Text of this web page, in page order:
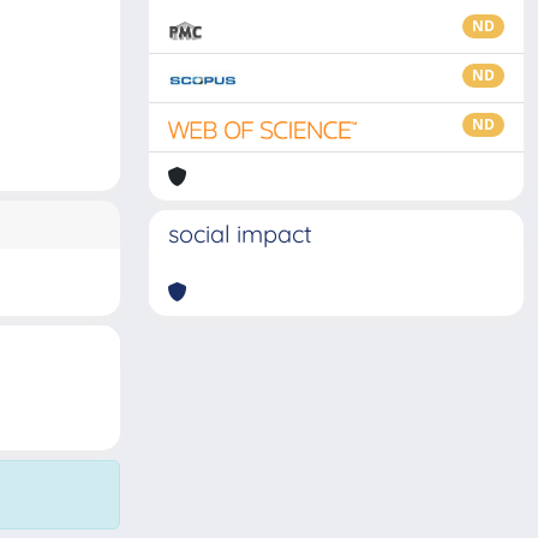
ND
ND
ND
social impact